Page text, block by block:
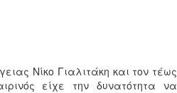
Νίκο Γιαλιτάκη και τον τέως
είχε την δυνατότητα να